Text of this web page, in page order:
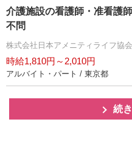
介護施設の看護師・准看護
不問
株式会社日本アメニティライフ協会
時給1,810円～2,010円
アルバイト・パート / 東京都
続